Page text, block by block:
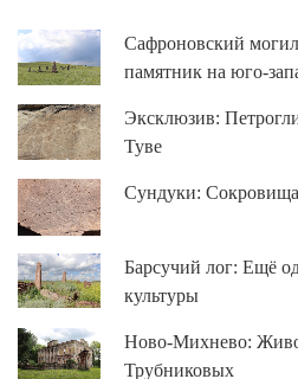
Сафроновский
памятник на юго-
Эксклюзив:
Туве
Сундуки: Сокровища
Барсучий лог: Ещё
культуры
Ново-Михнево:
Трубниковых